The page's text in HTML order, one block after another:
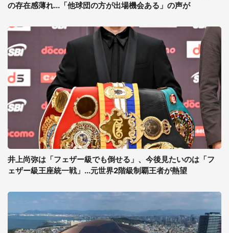
の存在感薄れ...「他球団の方が出場機会ある」の声が
井上尚弥は「フェザー級でも倒せる」、今後見たいのは「フ
ェザー級王座統一戦」...元世界2階級制覇王者が熱望